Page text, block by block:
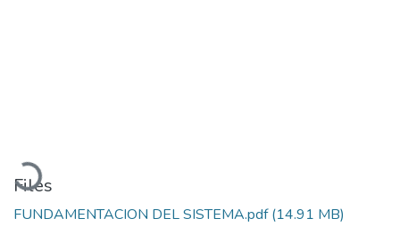
Loading...
Files
FUNDAMENTACION DEL SISTEMA.pdf(14.91 MB)